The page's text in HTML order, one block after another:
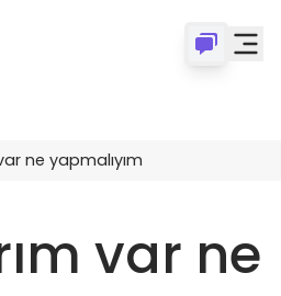
ne yapmalıyım
var ne